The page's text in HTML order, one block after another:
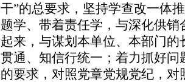
干”的总要求，坚持学查改一体
题学、带着责任学，与深化供
起来，与谋划本单位、本部门
贯通、知信行统一；着力抓好
的要求，对照党章党规党纪，